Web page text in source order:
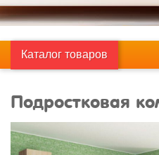
Каталог товаров
Подростковая